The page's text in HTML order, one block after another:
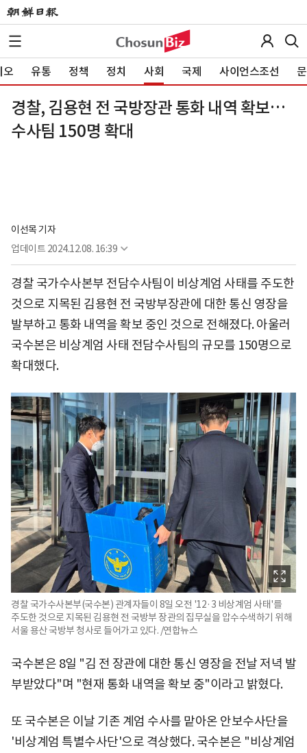
오 유통 정책 정치 사회 국제 사이언스조선
경찰, 김용현 전 국방장관 통화 내역 확보…
수사팀 150명 확대
이선목 기자
업데이트 2024.12.08. 16:39
경찰 국가수사본부 전담수사팀이 비상계엄 사태를 주도한
것으로 지목된 김용현 전 국방부장관에 대한 통신 영장을
발부하고 통화 내역을 확보 중인 것으로 전해졌다. 아울러
국수본은 비상계엄 사태 전담수사팀의 규모를 150명으로
확대했다.
경찰 국가수사본부(국수본) 관계자들이 8일 오전 '12·3 비상계엄 사태'를
주도한 것으로 지목된 김용현 전 국방부 장관의 집무실을 압수수색하기 위해
서울 용산 국방부 청사로 들어가고 있다. /연합뉴스
국수본은 8일 "김 전 장관에 대한 통신 영장을 전날 저녁 발
부받았다"며 "현재 통화 내역을 확보 중"이라고 밝혔다.
또 국수본은 이날 기존 계엄 수사를 맡아온 안보수사단을
'비상계엄 특별수사단'으로 격상했다. 국수본은 "비상계엄